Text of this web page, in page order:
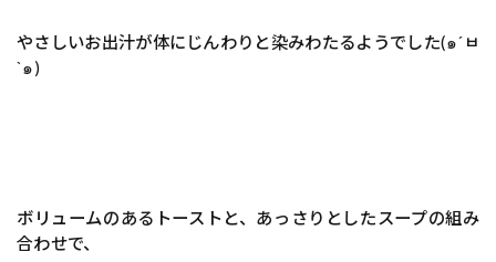
やさしいお出汁が体にじんわりと染みわたるようでした(๑´ㅂ
`๑)
ボリュームのあるトーストと、あっさりとしたスープの組み
合わせで、